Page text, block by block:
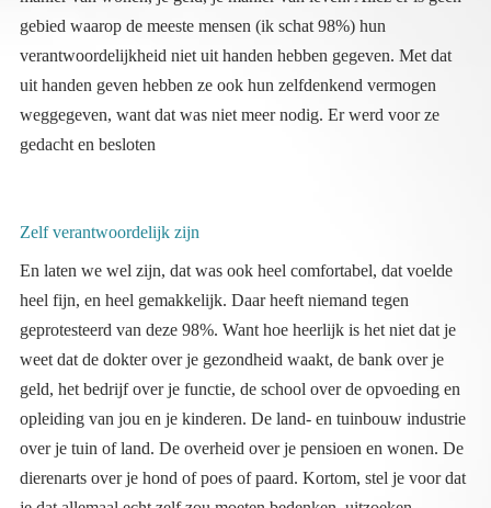
gedacht en besloten
Zelf verantwoordelijk zijn
En laten we wel zijn, dat was ook heel comfortabel, dat voelde
heel fijn, en heel gemakkelijk. Daar heeft niemand tegen
geprotesteerd van deze 98%. Want hoe heerlijk is het niet dat je
weet dat de dokter over je gezondheid waakt, de bank over je
geld, het bedrijf over je functie, de school over de opvoeding en
opleiding van jou en je kinderen. De land- en tuinbouw industrie
over je tuin of land. De overheid over je pensioen en wonen. De
dierenarts over je hond of poes of paard. Kortom, stel je voor dat
je dat allemaal echt zelf zou moeten bedenken, uitzoeken,